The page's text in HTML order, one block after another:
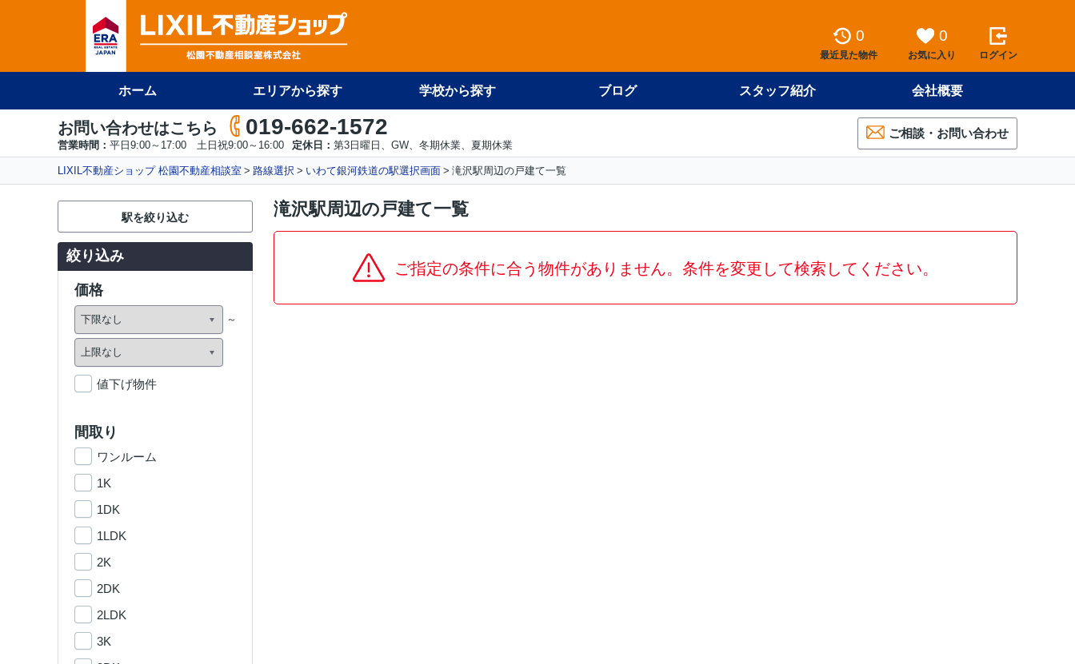
0
最近見た物件
0
お気に入り ログイン
ホーム エリアから探す 学校から探す ブログ スタッフ紹介 会社概要
お問い合わせはこちら 019-662-1572
営業時間： 平日9:00～17:00 土日祝9:00～16:00 定休日： 第3日曜日、GW、冬期休業、夏期休業
ご相談・お問い合わせ
LIXIL不動産ショップ 松園不動産相談室 路線選択 いわて銀河鉄道の駅選択画面 滝沢駅周辺の戸建て一覧
滝沢駅周辺の戸建て一覧
ご指定の条件に合う物件がありません。条件を変更して検索してください。
駅を絞り込む
絞り込み
価格
値下げ物件
間取り
ワンルーム
1K
1DK
1LDK
2K
2DK
2LDK
3K